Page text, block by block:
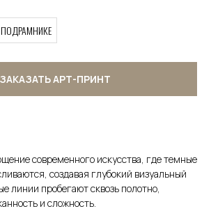
ЗАКАЗАТЬ АРТ-ПРИНТ
современного искусства, где темные
создавая глубокий визуальный
линии пробегают сквозь полотно,
и сложность.